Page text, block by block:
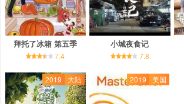
拜托了冰箱 第五季
7.4
小城夜食记
7.8
2019 大陆 2019 美国